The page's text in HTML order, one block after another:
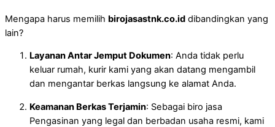
Mengapa harus memilih birojasastnk.co.id dibandingkan yang
lain?
Layanan Antar Jemput Dokumen: Anda tidak perlu
keluar rumah, kurir kami yang akan datang mengambil
dan mengantar berkas langsung ke alamat Anda.
Keamanan Berkas Terjamin: Sebagai biro jasa
Pengasinan yang legal dan berbadan usaha resmi, kami